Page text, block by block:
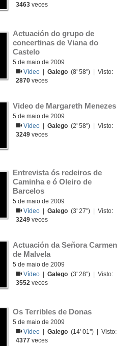
3463 veces
Actuación do grupo de
concertinas de Viana do
Castelo
5 de maio de 2009
Vídeo
|Galego (8' 58'') | Visto:
2870 veces
Video de Margareth Menezes
5 de maio de 2009
Vídeo
|Galego (2' 58'') | Visto:
3249 veces
Entrevista ós redeiros de
Caminha e ó Oleiro de
Barcelos
5 de maio de 2009
Vídeo
|Galego (3' 27'') | Visto:
3249 veces
Actuación da Señora Carmen
de Malvela
5 de maio de 2009
Vídeo
|Galego (3' 28'') | Visto:
3552 veces
Os Terribles de Donas
5 de maio de 2009
Vídeo
|Galego (14' 01'') | Visto:
4377 veces